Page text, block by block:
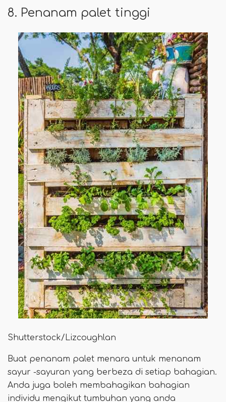
8. Penanam palet tinggi
Shutterstock/Lizcoughlan
Buat penanam palet menara untuk menanam
sayur -sayuran yang berbeza di setiap bahagian.
Anda juga boleh membahagikan bahagian
individu mengikut tumbuhan yang anda